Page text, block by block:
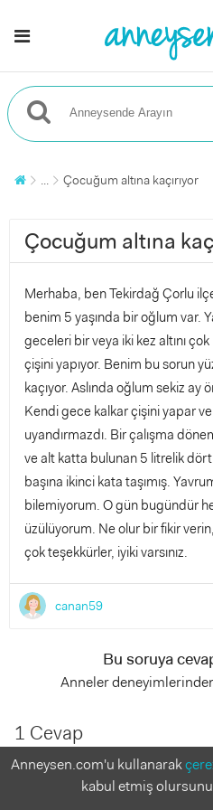
... Çocuğum altına kaçırıyor
Çocuğum altına
Merhaba, ben Tekirdağ Çorlu
benim 5 yaşında bir oğlum var.
geceleri bir veya iki kez altını çok
çişini yapıyor. Benim bu sorun
kaçıyor. Aslında oğlum sekiz ay
Kendi gece kalkar çişini yapar
uyandırmazdı. Bir çalışma
ve alt katta bulunan 5 litrelik
başına ikinci kata taşımış.
bilemiyorum. O gün bugündür
üzülüyorum. Ne olur bir fikir
çok teşekkürler, iyiki varsınız.
canan59
Bu soruya
Anneler
1 Cevap
Prof Dr Y Tarkan Soygür
Anneysen.com'u kullanarak
kabul etmiş